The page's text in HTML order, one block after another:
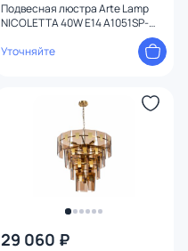
Подвесная люстра Arte Lamp
NICOLETTA 40W E14 A1051SP-
Уточняйте
29 060 ₽